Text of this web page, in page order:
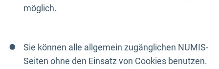
möglich.
Sie können alle allgemein zugänglichen NUMIS-
Seiten ohne den Einsatz von Cookies benutzen.